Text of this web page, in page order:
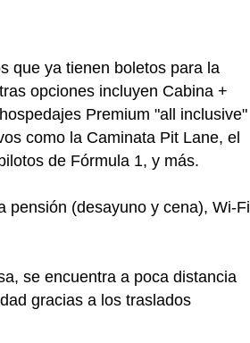
que ya tienen boletos para la
opciones incluyen Cabina +
Premium "all inclusive"
como la Caminata Pit Lane, el
de Fórmula 1, y más.
pensión (desayuno y cena), Wi-Fi
se encuentra a poca distancia
gracias a los traslados